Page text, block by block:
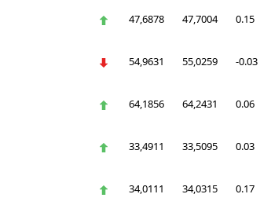
47,6878 47,7004 0.15
54,9631 55,0259 -0.03
64,1856 64,2431 0.06
33,4911 33,5095 0.03
34,0111 34,0315 0.17